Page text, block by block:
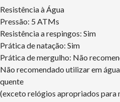
Resistência à Água
Pressão: 5 ATMs
Resistência a respingos: Sim
Prática de natação: Sim
Prática de mergulho: Não
Não recomendado utilizar em
quente
(exceto relógios apropriados para